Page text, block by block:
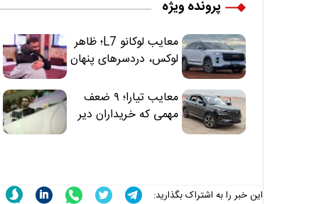
پرونده ویژه
معایب لوکانو L7؛ ظاهر
لوکس، دردسرهای پنهان
معایب تیارا؛ ۹ ضعف
مهمی که خریداران دیر
این خبر را به اشتراک بگذارید: